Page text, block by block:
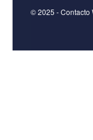
© 2025 - Contacto